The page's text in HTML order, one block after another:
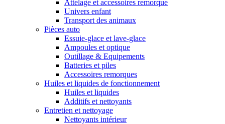
Attelage et accessoires remorque
Univers enfant
Transport des animaux
Pièces auto
Essuie-glace et lave-glace
Ampoules et optique
Outillage & Equipements
Batteries et piles
Accessoires remorques
Huiles et liquides de fonctionnement
Huiles et liquides
Additifs et nettoyants
Entretien et nettoyage
Nettoyants intérieur